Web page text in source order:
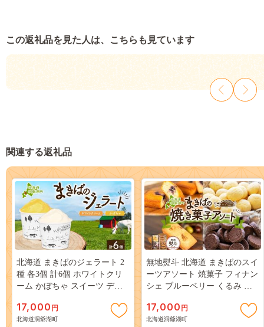
この返礼品を見た人は、こちらも見ています
関連する返礼品
北海道 まきばのジェラート 2
種 各3個 計6個 ホワイトクリ
ーム かぼちゃ スイーツ デザ
牛乳 ミルク 濃厚 自然 アイス
牧場 自家製 保存料不使用 新
17,000 円
北海道洞爺湖町
無地熨斗 北海道 まきばのスイ
ーツアソート 焼菓子 フィナン
シェ ブルーベリー くるみ ミ
ッキー 牧場 牛乳 バター スイ
ーツ お菓子 おやつ 贈り物 贈
17,000 円
北海道洞爺湖町